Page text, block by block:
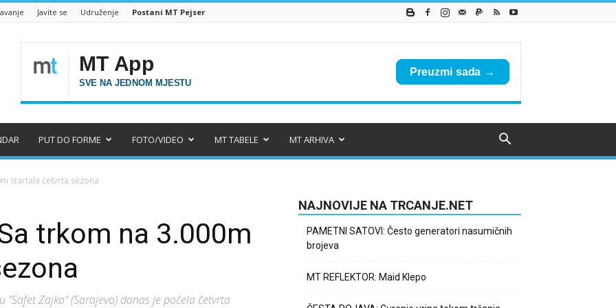
Javite se Udruženje Postani MT Pejser
PUT DO FORME FOTO/VIDEO MT TABELE MT ARHIVA
startala četvrta sezona
trkom na 3.000m
Zajko" (Sarajevo) danas je počela četvrta
NAJNOVIJE NA TRCANJE.NET
PAMETNI SATOVI: Često generatori nasumičnih
brojeva
MT REFLEKTOR: Maid Klepo